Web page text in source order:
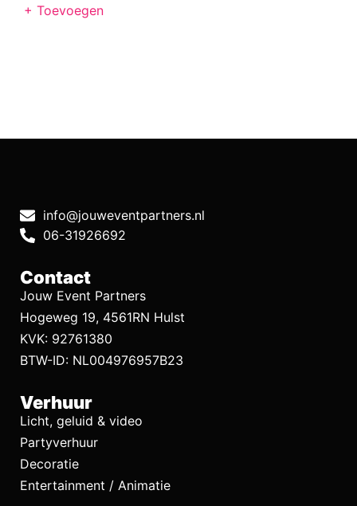
+ Toevoegen
info@jouweventpartners.nl
06-31926692
Contact
Jouw Event Partners
Hogeweg 19, 4561RN Hulst
KVK: 92761380
BTW-ID: NL004976957B23
Verhuur
Licht, geluid & video
Partyverhuur
Decoratie
Entertainment / Animatie